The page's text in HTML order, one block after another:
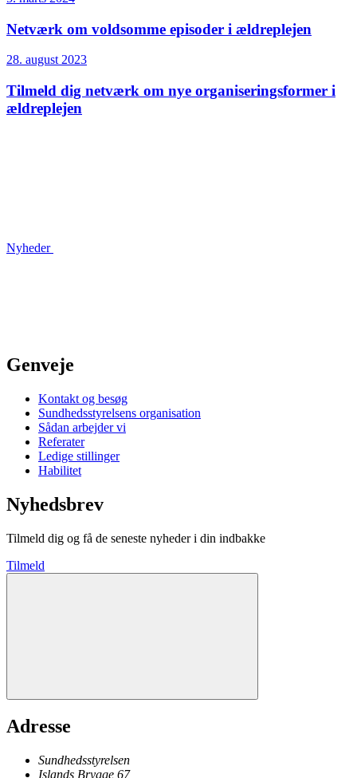
Netværk om voldsomme episoder i ældreplejen
28. august 2023
Tilmeld dig netværk om nye organiseringsformer i
ældreplejen
Nyheder
Genveje
Kontakt og besøg
Sundhedsstyrelsens organisation
Sådan arbejder vi
Referater
Ledige stillinger
Habilitet
Nyhedsbrev
Tilmeld dig og få de seneste nyheder i din indbakke
Tilmeld
Adresse
Sundhedsstyrelsen
Islands Brygge 67